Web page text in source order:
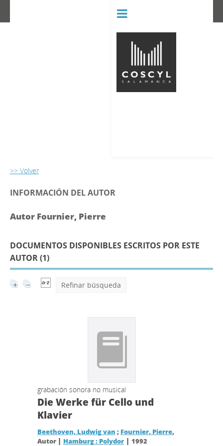
>> Volver
INFORMACIÓN DEL AUTOR
Autor Fournier, Pierre
DOCUMENTOS DISPONIBLES ESCRITOS POR ESTE
AUTOR (1)
Refinar búsqueda
grabación sonora no musical
Die Werke für Cello und
Klavier
Beethoven, Ludwig van ; Fournier, Pierre,
Autor | Hamburg : Polydor| 1992